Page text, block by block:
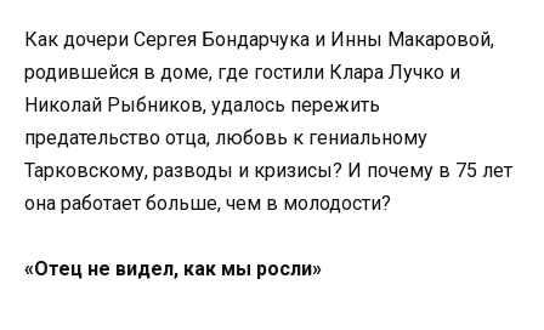
Как дочери Сергея Бондарчука и Инны Макаровой,
родившейся в доме, где гостили Клара Лучко и
Николай Рыбников, удалось пережить
предательство отца, любовь к гениальному
Тарковскому, разводы и кризисы? И почему в 75 лет
она работает больше, чем в молодости?
«Отец не видел, как мы росли»